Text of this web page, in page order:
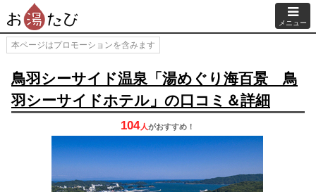
メニュー
本ページはプロモーションを含みます
鳥羽シーサイド温泉「湯めぐり海百景 鳥
羽シーサイドホテル」の口コミ＆詳細
104人がおすすめ！